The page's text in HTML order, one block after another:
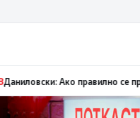
на СДСМ му пука и